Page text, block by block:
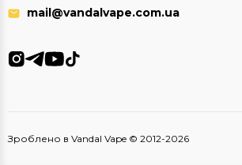
mail@vandalvape.com.ua
Зроблено в Vandal Vape © 2012-2026